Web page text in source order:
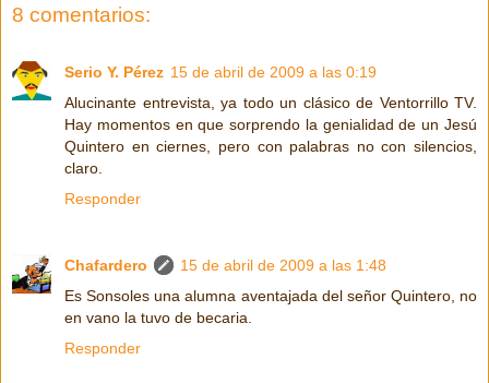
8 comentarios:
Serio Y. Pérez 15 de abril de 2009 a las 0:19
Alucinante entrevista, ya todo un clásico de Ventorrillo TV.
Hay momentos en que sorprendo la genialidad de un Jesú
Quintero en ciernes, pero con palabras no con silencios,
claro.
Responder
Chafardero
15 de abril de 2009 a las 1:48
Es Sonsoles una alumna aventajada del señor Quintero, no
en vano la tuvo de becaria.
Responder